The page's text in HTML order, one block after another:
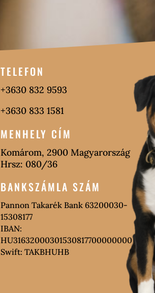
TELEFON
+3630 832 9593
+3630 833 1581
MENHELY CÍM
Komárom, 2900 Magyarország
Hrsz: 080/36
BANKSZÁMLA SZÁM
Pannon Takarék Bank 63200030-
15308177
IBAN:
HU31632000301530817700000000
Swift: TAKBHUHB